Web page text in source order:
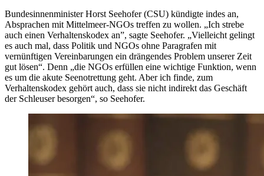
Bundesinnenminister Horst Seehofer (CSU) kündigte indes an,
Absprachen mit Mittelmeer-NGOs treffen zu wollen. „Ich strebe
auch einen Verhaltenskodex an”, sagte Seehofer. „Vielleicht gelingt
es auch mal, dass Politik und NGOs ohne Paragrafen mit
vernünftigen Vereinbarungen ein drängendes Problem unserer Zeit
gut lösen“. Denn „die NGOs erfüllen eine wichtige Funktion, wenn
es um die akute Seenotrettung geht. Aber ich finde, zum
Verhaltenskodex gehört auch, dass sie nicht indirekt das Geschäft
der Schleuser besorgen“, so Seehofer.